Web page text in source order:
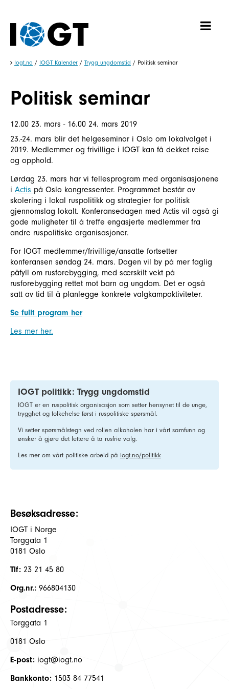
Iogt.no / IOGT Kalender / Trygg ungdomstid / Politisk seminar
Politisk seminar
12.00 23. mars - 16.00 24. mars 2019
23.-24. mars blir det helgeseminar i Oslo om lokalvalget i
2019. Medlemmer og frivillige i IOGT kan få dekket reise
og opphold.
Lørdag 23. mars har vi fellesprogram med organisasjonene
i Actis på Oslo kongressenter. Programmet består av
skolering i lokal ruspolitikk og strategier for politisk
gjennomslag lokalt. Konferansedagen med Actis vil også gi
gode muligheter til å treffe engasjerte medlemmer fra
andre ruspolitiske organisasjoner.
For IOGT medlemmer/frivillige/ansatte fortsetter
konferansen søndag 24. mars. Dagen vil by på mer faglig
påfyll om rusforebygging, med særskilt vekt på
rusforebygging rettet mot barn og ungdom. Det er også
satt av tid til å planlegge konkrete valgkampaktiviteter.
Se fullt program her
Les mer her.
IOGT politikk: Trygg ungdomstid
IOGT er en ruspolitisk organisasjon som setter hensynet til de unge,
trygghet og folkehelse først i ruspolitiske spørsmål.
Vi setter spørsmålstegn ved rollen alkoholen har i vårt samfunn og
ønsker å gjøre det lettere å ta rusfrie valg.
Les mer om vårt politiske arbeid på iogt.no/politikk
Besøksadresse:
IOGT i Norge
Torggata 1
0181 Oslo
Tlf: 23 21 45 80
Org.nr.: 966804130
Postadresse:
Torggata 1
0181 Oslo
E-post: iogt@iogt.no
Bankkonto: 1503 84 77541